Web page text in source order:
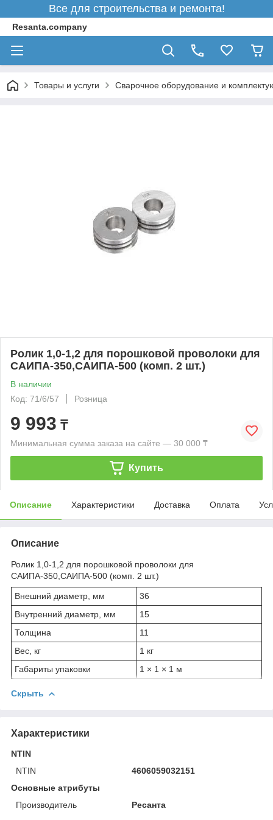
Все для строительства и ремонта!
Resanta.company
Товары и услуги Сварочное оборудование и
Ролик 1,0-1,2 для порошковой проволоки для
САИПА-350,САИПА-500 (комп. 2 шт.)
В наличии
Код: 71/6/57
Розница
9 993 ₸
Минимальная сумма заказа на сайте — 30 000 ₸
Купить
Описание Характеристики Доставка Оплата
Описание
Ролик 1,0-1,2 для порошковой проволоки для
САИПА-350,САИПА-500 (комп. 2 шт.)
Внешний диаметр, мм
36
Внутренний диаметр, мм
15
Толщина
11
Вес, кг
1 кг
Габариты упаковки
1 × 1 × 1 м
Скрыть
Характеристики
NTIN
NTIN
4606059032151
Основные атрибуты
Производитель
Ресанта